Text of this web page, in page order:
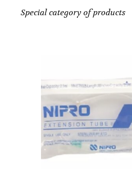
Special category of products